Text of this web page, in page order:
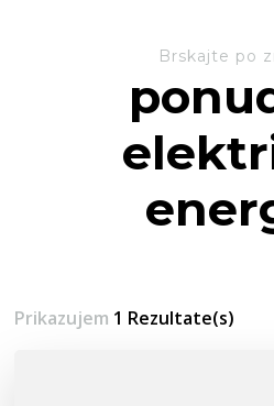
Brskajte po
Prikazujem 1 Rezultate(s)